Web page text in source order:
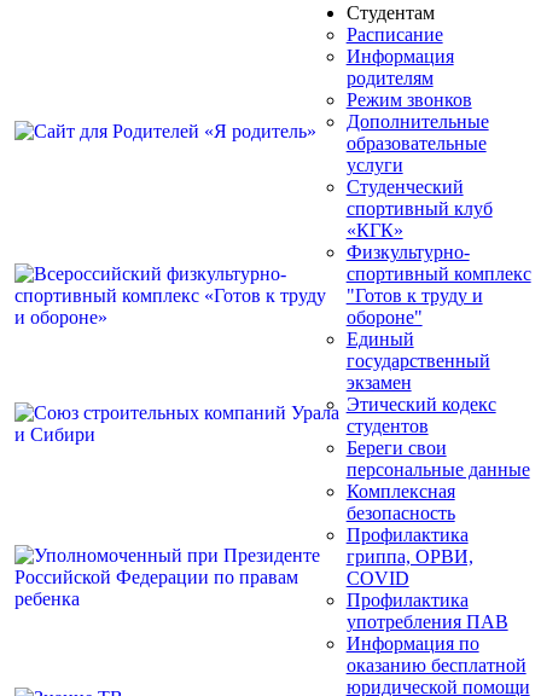
Студентам
Расписание
Информация
родителям
Режим звонков
Дополнительные
образовательные
услуги
Студенческий
спортивный клуб
«КГК»
Физкультурно-
спортивный комплекс
"Готов к труду и
обороне"
Единый
государственный
экзамен
Этический кодекс
студентов
Береги свои
персональные данные
Комплексная
безопасность
Профилактика
гриппа, ОРВИ,
COVID
Профилактика
употребления ПАВ
Информация по
оказанию бесплатной
юридической помощи